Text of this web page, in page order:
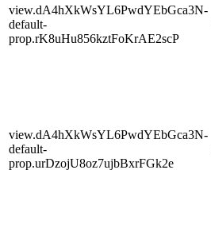
view.dA4hXkWsYL6PwdYEbGca3N-
default-
prop.rK8uHu856kztFoKrAE2scP
view.dA4hXkWsYL6PwdYEbGca3N-
default-
prop.urDzojU8oz7ujbBxrFGk2e